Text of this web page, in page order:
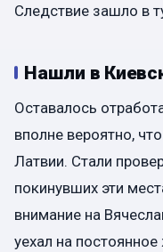
Следствие зашло в
Нашли в
Оставалось
вполне вероятно,
Латвии. Стали
покинувших эти
внимание на
уехал на